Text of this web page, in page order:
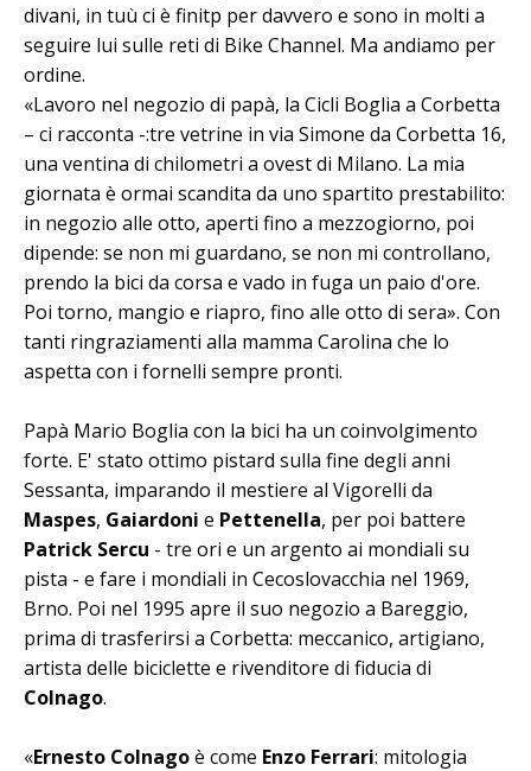
divani, in tuù ci è finitp per davvero e sono in molti a
seguire lui sulle reti di Bike Channel. Ma andiamo per
ordine.
«Lavoro nel negozio di papà, la Cicli Boglia a Corbetta
– ci racconta -:tre vetrine in via Simone da Corbetta 16,
una ventina di chilometri a ovest di Milano. La mia
giornata è ormai scandita da uno spartito prestabilito:
in negozio alle otto, aperti fino a mezzogiorno, poi
dipende: se non mi guardano, se non mi controllano,
prendo la bici da corsa e vado in fuga un paio d'ore.
Poi torno, mangio e riapro, fino alle otto di sera». Con
tanti ringraziamenti alla mamma Carolina che lo
aspetta con i fornelli sempre pronti.
Papà Mario Boglia con la bici ha un coinvolgimento
forte. E' stato ottimo pistard sulla fine degli anni
Sessanta, imparando il mestiere al Vigorelli da
Maspes, Gaiardoni e Pettenella, per poi battere
Patrick Sercu - tre ori e un argento ai mondiali su
pista - e fare i mondiali in Cecoslovacchia nel 1969,
Brno. Poi nel 1995 apre il suo negozio a Bareggio,
prima di trasferirsi a Corbetta: meccanico, artigiano,
artista delle biciclette e rivenditore di fiducia di
Colnago.
«Ernesto Colnagoè come Enzo Ferrari: mitologia